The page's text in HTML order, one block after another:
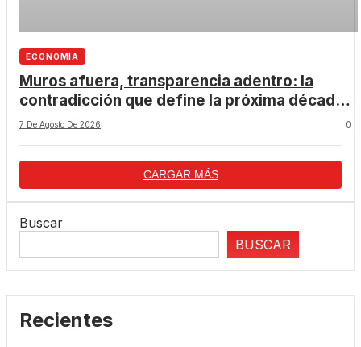
ECONOMÍA
Muros afuera, transparencia adentro: la
contradicción que define la próxima década
tecnológica
7 De Agosto De 2026 0
CARGAR MÁS
Buscar
BUSCAR
Recientes